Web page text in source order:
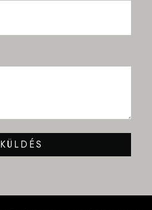
KÜLDÉS